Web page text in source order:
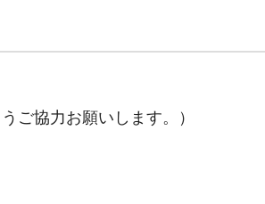
ご協力お願いします。）